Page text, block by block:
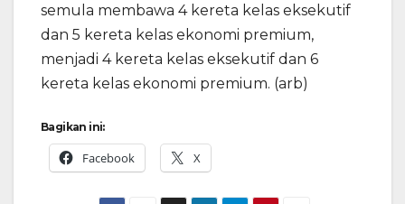
semula membawa 4 kereta kelas eksekutif
dan 5 kereta kelas ekonomi premium,
menjadi 4 kereta kelas eksekutif dan 6
kereta kelas ekonomi premium. (arb)
Bagikan ini:
Facebook X